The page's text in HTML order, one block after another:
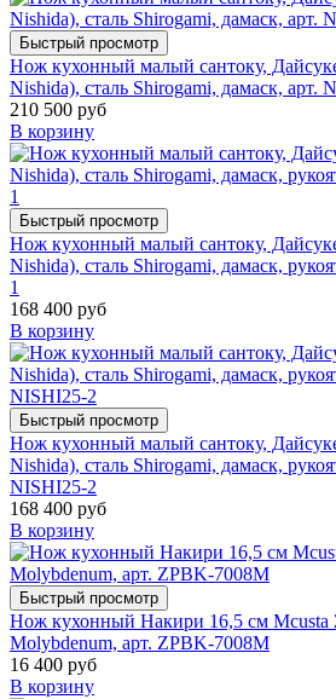
Быстрый просмотр
Нож кухонный малый сантоку,
Nishida), сталь Shirogami, дамаск, арт.
210 500 руб
В корзину
Быстрый просмотр
Нож кухонный малый сантоку,
Nishida), сталь Shirogami, дамаск,
1
168 400 руб
В корзину
Быстрый просмотр
Нож кухонный малый сантоку,
Nishida), сталь Shirogami, дамаск,
NISHI25-2
168 400 руб
В корзину
Быстрый просмотр
Нож кухонный Накири 16,5 см Mcusta
Molybdenum, арт. ZPBK-7008M
16 400 руб
В корзину